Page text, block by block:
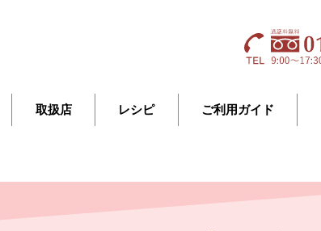
取扱店 レシピ ご利用ガイド